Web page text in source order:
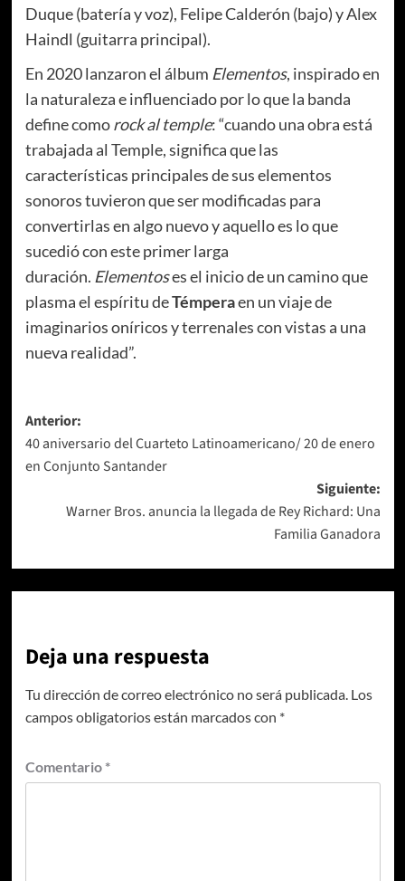
Duque (batería y voz), Felipe Calderón (bajo) y Alex
Haindl (guitarra principal).
En 2020 lanzaron el álbum Elementos, inspirado en
la naturaleza e influenciado por lo que la banda
define comorock al temple: “cuando una obra está
trabajada al Temple, significa que las
características principales de sus elementos
sonoros tuvieron que ser modificadas para
convertirlas en algo nuevo y aquello es lo que
sucedió con este primer larga
duración. Elementoses el inicio de un camino que
plasma el espíritu deTémperaen un viaje de
imaginarios oníricos y terrenales con vistas a una
nueva realidad”.
Navegación
de
entradas
Anterior:
40 aniversario del Cuarteto Latinoamericano/ 20 de enero
en Conjunto Santander
Siguiente:
Warner Bros. anuncia la llegada de Rey Richard: Una
Familia Ganadora
Deja una respuesta
Tu dirección de correo electrónico no será publicada. Los
campos obligatorios están marcados con *
Comentario *